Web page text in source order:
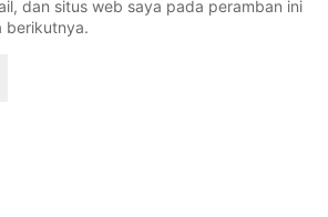
dan situs web saya pada peramban ini
berikutnya.